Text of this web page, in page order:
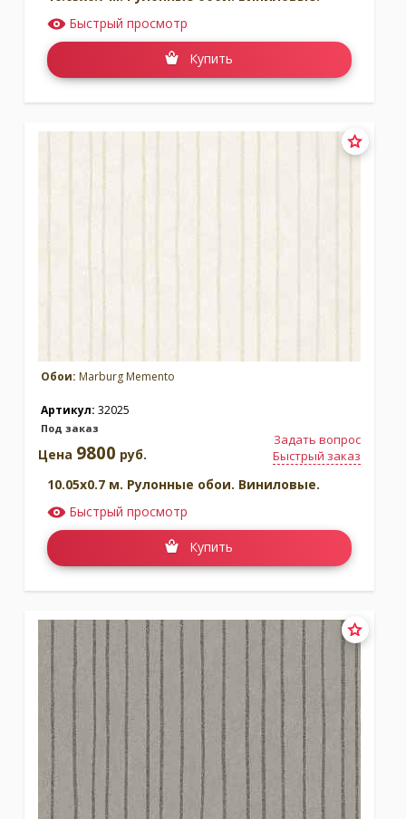
Быстрый просмотр
Купить
Обои: Marburg Memento
Артикул: 32025
Под заказ
Задать вопрос
Быстрый заказ
Цена 9800 руб.
10.05x0.7 м. Рулонные обои. Виниловые.
Быстрый просмотр
Купить